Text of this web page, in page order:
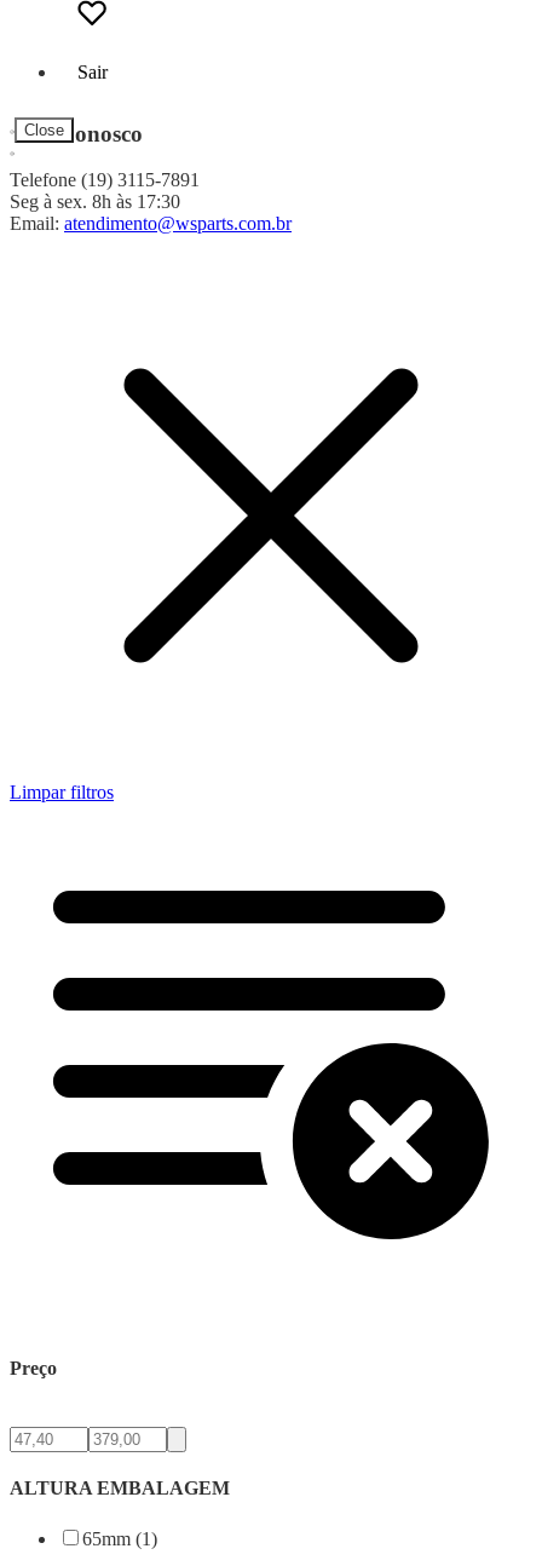
Sair
Close
Fale Conosco
Telefone (19) 3115-7891
Seg à sex. 8h às 17:30
Email: atendimento@wsparts.com.br
Limpar filtros
Preço
ALTURA EMBALAGEM
65mm (1)